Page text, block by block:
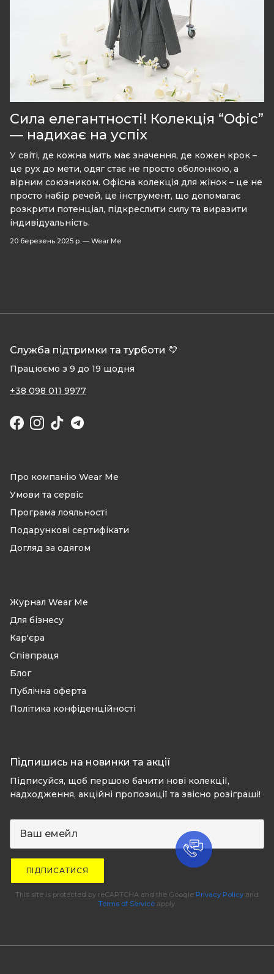
Сила елегантності! Колекція “Офіс”
— надихає на успіх
У світі, де кожна мить має значення, де кожен крок –
це рух до мети, одяг стає не просто оболонкою, а
вірним союзником. Офісна колекція для жінок – це не
просто набір речей, це інструмент, що допомагає
розкрити потенціал, підкреслити силу та виразити
індивідуальність.
20 березень 2025 р. — Wear Me
Служба підтримки та турботи 💛
Працюємо з 9 до 19 щодня
+38 098 011 9977
Facebook
Instagram
TikTok
Про компанію Wear Me
Умови та сервіс
Програма лояльності
Подарункові сертифікати
Догляд за одягом
Журнал Wear Me
Для бізнесу
Кар'єра
Співпраця
Блог
Публічна оферта
Політика конфіденційності
Підпишись на новинки та акції
Підписуйся, щоб першою бачити нові колекції,
надходження, акційні пропозиції та звісно розіграші!
ПІДПИСАТИСЯ
This site is protected by reCAPTCHA and the Google Privacy Policy and
Terms of Serviceapply.